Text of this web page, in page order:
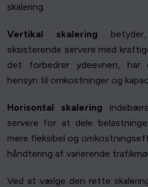
skalering.
Vertikal skalering
eksisterende servere med
det forbedrer ydeevnen, har
hensyn til omkostninger og
Horisontal skalering
servere for at dele
mere fleksibel og
håndtering af varierende
Ved at vælge den rette